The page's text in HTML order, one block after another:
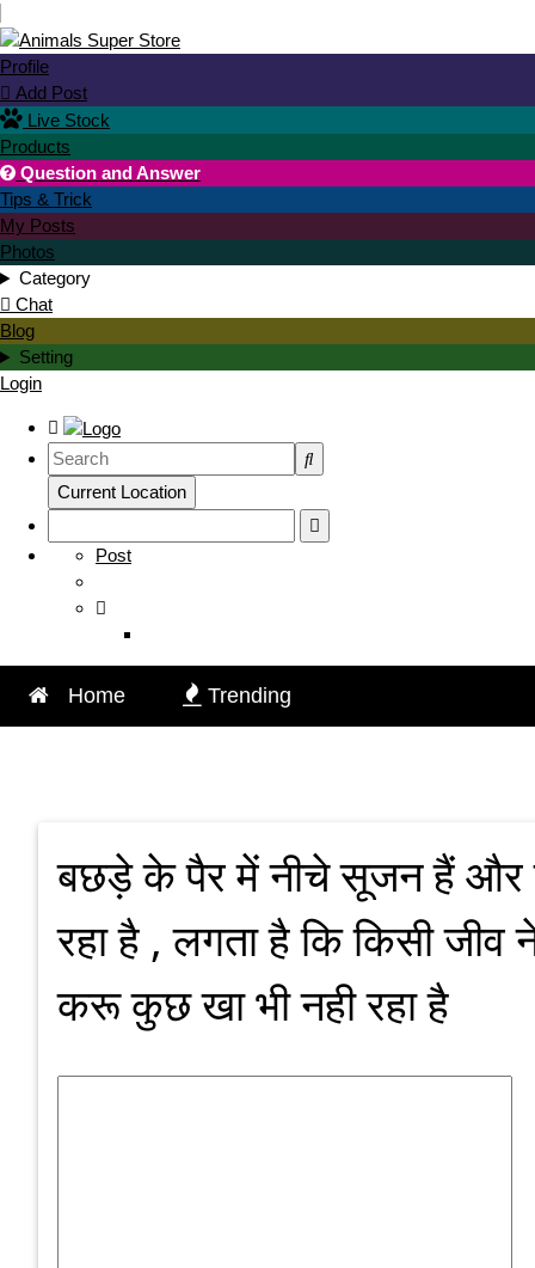
Profile
Add Post
 Live Stock
Products
 Question and Answer
Tips & Trick
My Posts
Photos
Category
Chat
Blog
Setting
Login
Current Location
Post
Home  Trending
बछड़े के पैर में नीचे सूजन हैं और
रहा है , लगता है कि किसी जीव
करू कुछ खा भी नही रहा है